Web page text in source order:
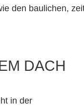
den baulichen,
DACH
in der